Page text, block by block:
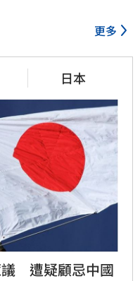
更多
日本
　遭疑顧忌中國